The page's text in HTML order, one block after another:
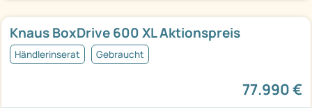
Knaus BoxDrive 600 XL Aktionspreis
Händlerinserat Gebraucht
77.990 €